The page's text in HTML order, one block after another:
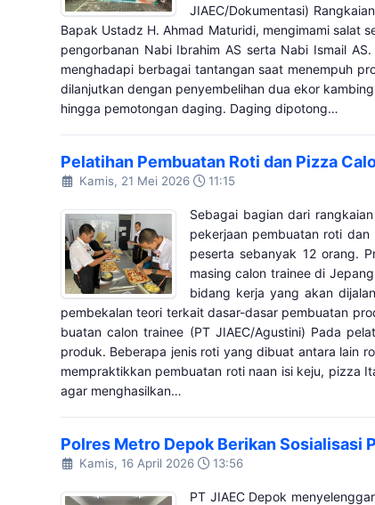
JIAEC/Dokumentasi)
Bapak Ustadz H. Ahmad Maturidi, mengimami salat
pengorbanan Nabi Ibrahim AS serta Nabi Ismail
menghadapi berbagai tantangan saat menempuh
dilanjutkan dengan penyembelihan dua ekor
hingga pemotongan daging. Daging dipotong…
Pelatihan Pembuatan Roti dan Pizza
Kamis, 21 Mei 2026 11:15
Sebagai bagian dari
pekerjaan pembuatan roti
peserta sebanyak 12 orang.
masing calon trainee di
bidang kerja yang akan
pembekalan teori terkait dasar-dasar pembuatan
buatan calon trainee (PT JIAEC/Agustini) Pada
produk. Beberapa jenis roti yang dibuat antara lain
mempraktikkan pembuatan roti naan isi keju, pizza
agar menghasilkan…
Polres Metro Depok Berikan Sosialisasi
Kamis, 16 April 2026 13:56
PT JIAEC Depok